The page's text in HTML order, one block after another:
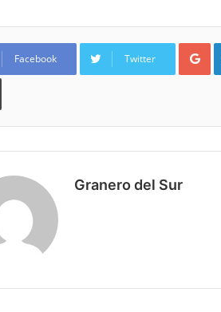
Facebook Twitter
Imprimir
Granero del Sur